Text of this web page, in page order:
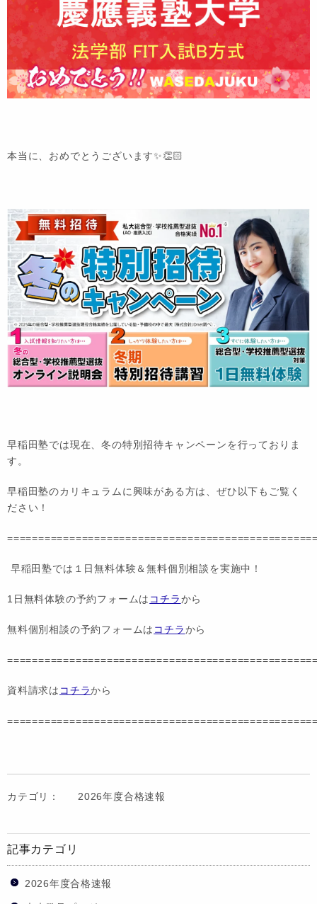
本当に、おめでとうございます✨👏🏻
早稲田塾では現在、冬の特別招待キャンペーンを行っておりま
す。
早稲田塾のカリキュラムに興味がある方は、ぜひ以下もご覧く
ださい！
早稲田塾では１日無料体験＆無料個別相談を実施中！
1日無料体験の予約フォームは コチラから
無料個別相談の予約フォームは コチラから
資料請求は コチラから
カテゴリ： 2026年度合格速報
記事カテゴリ
2026年度合格速報